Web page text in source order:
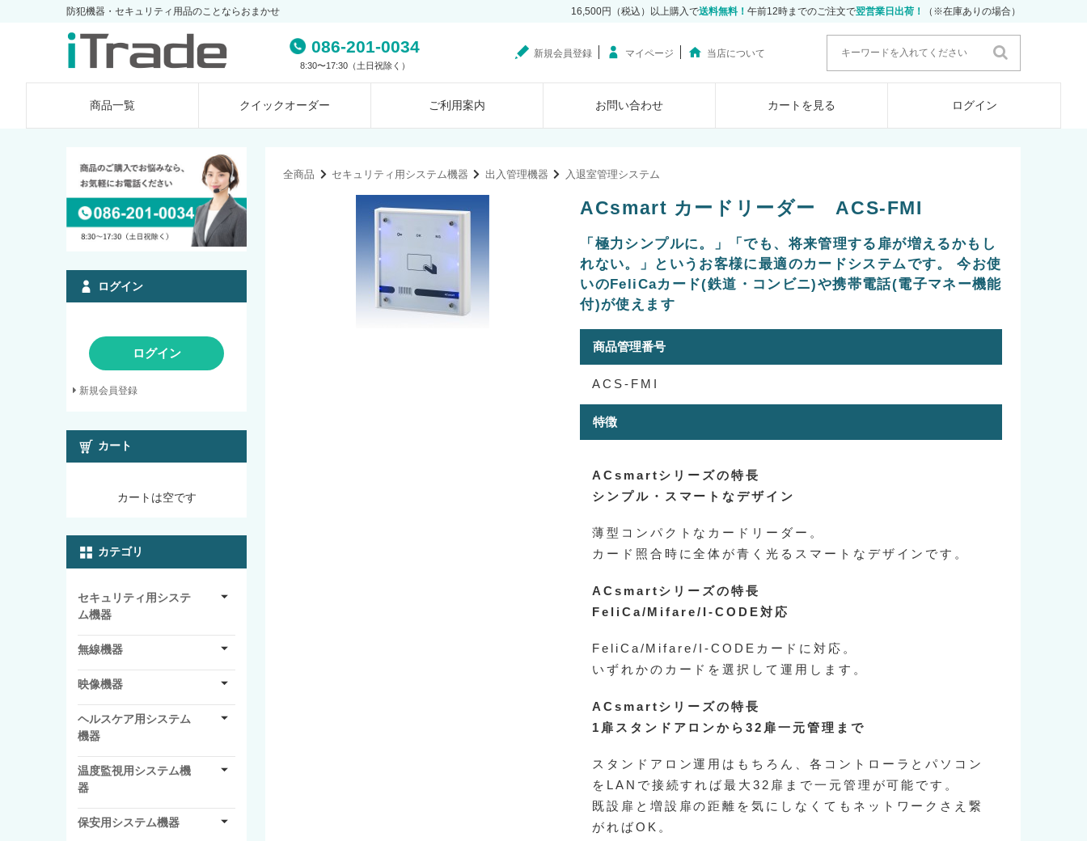
防犯機器・セキュリティ用品のことならおまかせ 16,500円（税込）以上購入で送料無料！ 午前12時までのご注文で翌営業日出荷！ （※在庫ありの場合）
086-201-0034
8:30〜17:30（土日祝除く）
新規会員登録 マイページ 当店について
商品一覧 クイックオーダー ご利用案内 お問い合わせ カートを見る ログイン
全商品 セキュリティ用システム機器 出入管理機器 入退室管理システム
ACsmart カードリーダー ACS-FMI
「極力シンプルに。」「でも、将来管理する扉が増えるかもし
れない。」というお客様に最適のカードシステムです。 今お使
いのFeliCaカード(鉄道・コンビニ)や携帯電話(電子マネー機能
付)が使えます
商品管理番号
ACS-FMI
特徴
ACsmartシリーズの特長
シンプル・スマートなデザイン
薄型コンパクトなカードリーダー。
カード照合時に全体が青く光るスマートなデザインです。
ACsmartシリーズの特長
FeliCa/Mifare/I-CODE対応
FeliCa/Mifare/I-CODEカードに対応。
いずれかのカードを選択して運用します。
ACsmartシリーズの特長
1扉スタンドアロンから32扉一元管理まで
スタンドアロン運用はもちろん、各コントローラとパソコン
をLANで接続すれば最大32扉まで一元管理が可能です。
既設扉と増設扉の距離を気にしなくてもネットワークさえ繋
がればOK。
ログイン
ログイン
新規会員登録
カート
カートは空です
カテゴリ
セキュリティ用システ
ム機器
無線機器
映像機器
ヘルスケア用システム
機器
温度監視用システム機
器
保安用システム機器